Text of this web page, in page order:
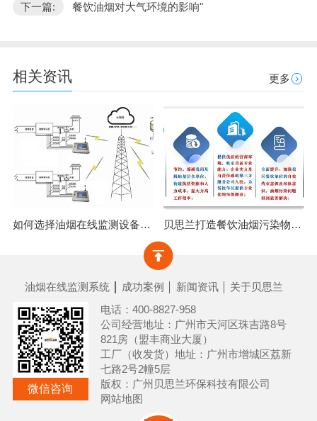
下一篇: 餐饮油烟对大气环境的影响"
相关资讯 更多
如何选择油烟在线监测设备？广州市油烟在线监测设备安装！ 贝思兰打造餐饮油烟污染物综合监管项目|＂监，管，治，帮，服＂五维一体，破解城市油烟污染难题！
油烟在线监测系统 成功案例 新闻资讯 关于贝思兰
微信咨询
电话：400-8827-958
公司经营地址：广州市天河区珠吉路8号
821房（盟丰商业大厦）
工厂（收发货）地址：广州市增城区荔新
七路2号2幢5层
版权：广州贝思兰环保科技有限公司
网站地图